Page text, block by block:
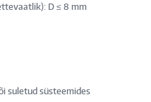
D ≤ 8 mm
suletud süsteemides